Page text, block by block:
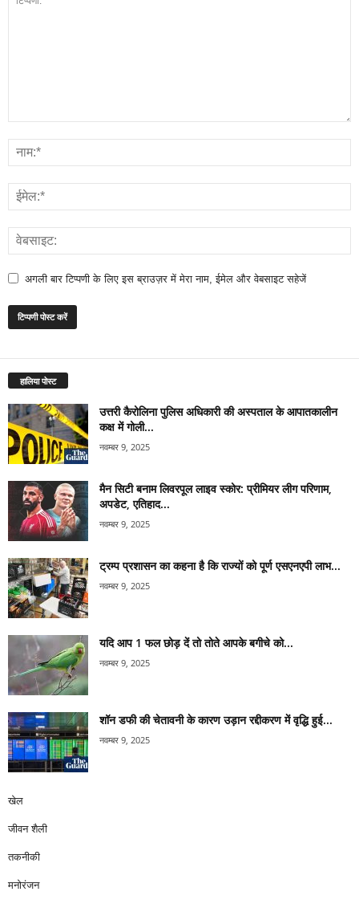
अगली बार टिप्पणी के लिए इस ब्राउज़र में मेरा नाम, ईमेल और वेबसाइट सहेजें
हालिया पोस्ट
उत्तरी कैरोलिना पुलिस अधिकारी की अस्पताल के आपातकालीन
कक्ष में गोली...
नवम्बर 9, 2025
मैन सिटी बनाम लिवरपूल लाइव स्कोर: प्रीमियर लीग परिणाम,
अपडेट, एतिहाद...
नवम्बर 9, 2025
ट्रम्प प्रशासन का कहना है कि राज्यों को पूर्ण एसएनएपी लाभ...
नवम्बर 9, 2025
यदि आप 1 फल छोड़ दें तो तोते आपके बगीचे को...
नवम्बर 9, 2025
शॉन डफी की चेतावनी के कारण उड़ान रद्दीकरण में वृद्धि हुई...
नवम्बर 9, 2025
खेल
जीवन शैली
तकनीकी
मनोरंजन